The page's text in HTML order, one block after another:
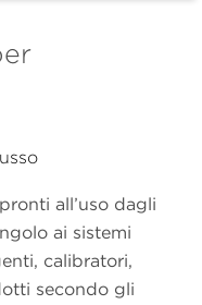
all’uso dagli
ai sistemi
calibratori,
secondo gli